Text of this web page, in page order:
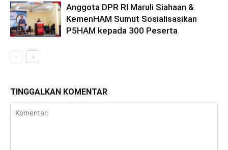
Anggota DPR RI Maruli Siahaan &
KemenHAM Sumut Sosialisasikan
P5HAM kepada 300 Peserta
TINGGALKAN KOMENTAR